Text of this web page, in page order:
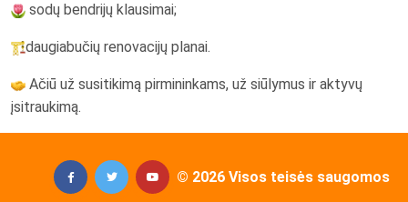
sodų bendrijų klausimai;
daugiabučių renovacijų planai.
Ačiū už susitikimą pirmininkams, už siūlymus ir aktyvų
įsitraukimą.
© 2026 Visos teisės saugomos